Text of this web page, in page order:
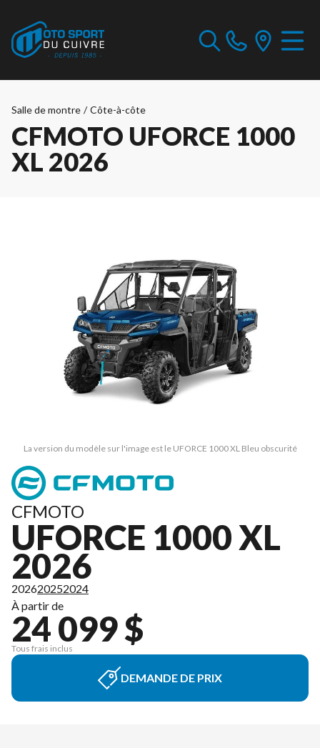
Salle de montre / Côte-à-côte
CFMOTO UFORCE 1000
XL 2026
La version du modèle sur l'image est le UFORCE 1000 XL Bleu obscurité
CFMOTO
UFORCE 1000 XL
2026
202620252024
À partir de
24 099 $
Tous frais inclus
DEMANDE DE PRIX